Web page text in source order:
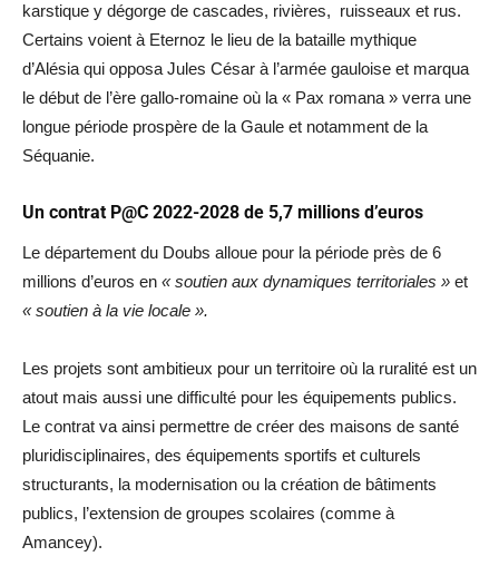
karstique y dégorge de cascades, rivières, ruisseaux et rus.
Certains voient à Eternoz le lieu de la bataille mythique
d’Alésia qui opposa Jules César à l’armée gauloise et marqua
le début de l’ère gallo-romaine où la « Pax romana » verra une
longue période prospère de la Gaule et notamment de la
Séquanie.
Un contrat P@C 2022-2028 de 5,7 millions d’euros
Le département du Doubs alloue pour la période près de 6
millions d’euros en « soutien aux dynamiques territoriales » et
« soutien à la vie locale ».
Les projets sont ambitieux pour un territoire où la ruralité est un
atout mais aussi une difficulté pour les équipements publics.
Le contrat va ainsi permettre de créer des maisons de santé
pluridisciplinaires, des équipements sportifs et culturels
structurants, la modernisation ou la création de bâtiments
publics, l’extension de groupes scolaires (comme à
Amancey).